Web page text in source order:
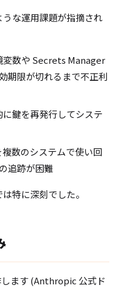
な運用課題が指摘され
変数や Secrets Manager
期限が切れるまで不正利
に鍵を再発行してシステ
複数のシステムで使い回
追跡が困難
特に深刻でした。
ます (Anthropic 公式ド